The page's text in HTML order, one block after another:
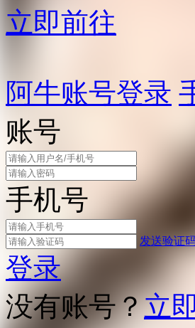
立即前往
阿牛账号登录
账号
手机号
发送验证
登录
没有账号？立